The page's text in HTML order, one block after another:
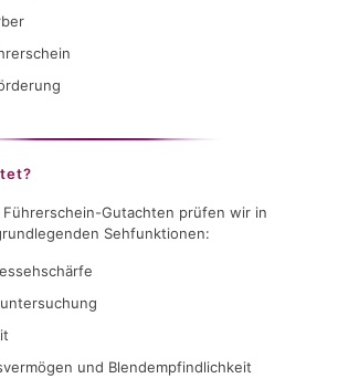
Gutachten prüfen wir in
Sehfunktionen:
und Blendempfindlichkeit